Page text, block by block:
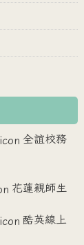
全誼校務
花蓮親師生
酷英線上